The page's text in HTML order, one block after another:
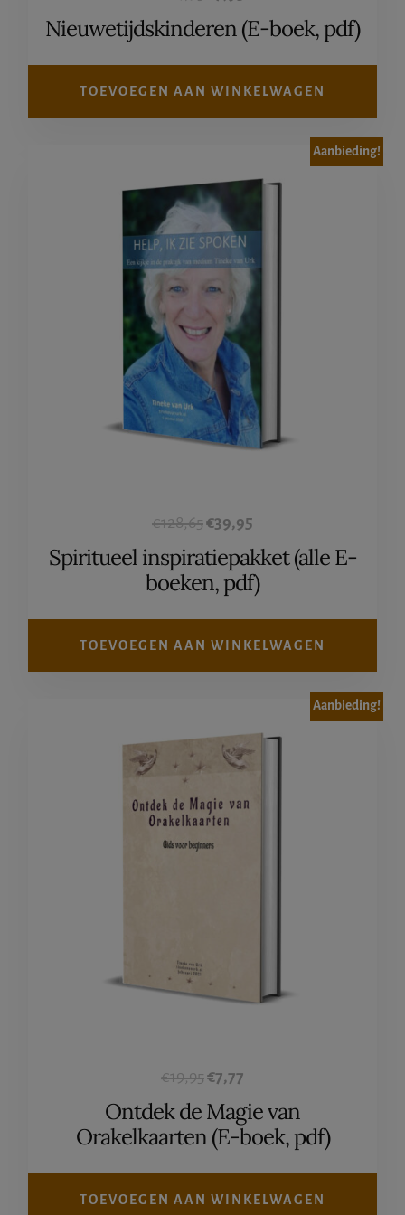
prijs
is:
Nieuwetijdskinderen (E-boek, pdf)
TOEVOEGEN AAN WINKELWAGEN
Aanbieding!
€128,65Oorspronkelijke
prijs
was:
€39,95
prijs
is:
Spiritueel inspiratiepakket (alle E-
boeken, pdf)
TOEVOEGEN AAN WINKELWAGEN
Aanbieding!
€19,95Oorspronkelijke
prijs
was:
€7,77
prijs
is:
Ontdek de Magie van
Orakelkaarten (E-boek, pdf)
TOEVOEGEN AAN WINKELWAGEN